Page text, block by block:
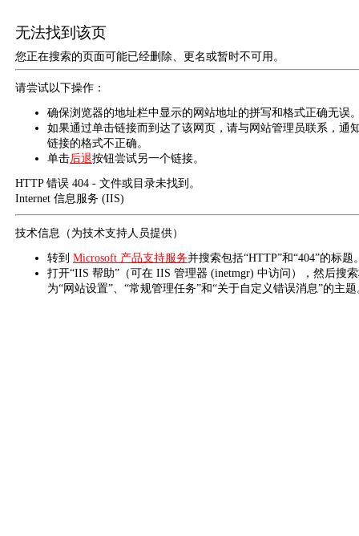
无法找到该页
您正在搜索的页面可能已经删除、更名或暂时不可用。
请尝试以下操作：
确保浏览器的地址栏中显示的网站地址的拼写和格式正确无误
如果通过单击链接而到达了该网页，请与网站管理员联系，通
链接的格式不正确。
单击后退按钮尝试另一个链接。
HTTP 错误 404 - 文件或目录未找到。
Internet 信息服务 (IIS)
技术信息（为技术支持人员提供）
转到 Microsoft 产品支持服务并搜索包括“HTTP”和“404”的标题
打开“IIS 帮助”（可在 IIS 管理器 (inetmgr) 中访问），然后搜
为“网站设置”、“常规管理任务”和“关于自定义错误消息”的主题